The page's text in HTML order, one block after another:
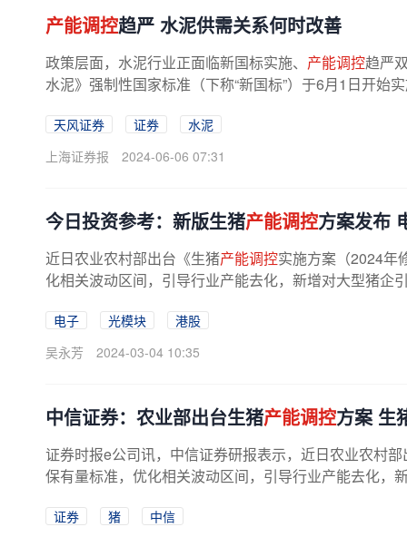
产能调控趋严 水泥供需关系何时改善
政策层面，水泥行业正面临新国标实施、 产能调控趋严
水泥》强制性国家标准（下称“新国标”）于6月1日开
天风证券 证券
水泥
上海证券报
2024-06-06 07:31
今日投资参考：新版生猪产能调控方案发布
近日农业农村部出台《生猪产能调控实施方案（2024年
化相关波动区间，引导行业产能去化，新增对大型猪企
电子 光模块
港股
吴永芳
2024-03-04 10:35
中信证券：农业部出台生猪产能调控方案 生
证券时报e公司讯，中信证券研报表示，近日农业农村
保有量标准，优化相关波动区间，引导行业产能去化，
证券 猪
中信